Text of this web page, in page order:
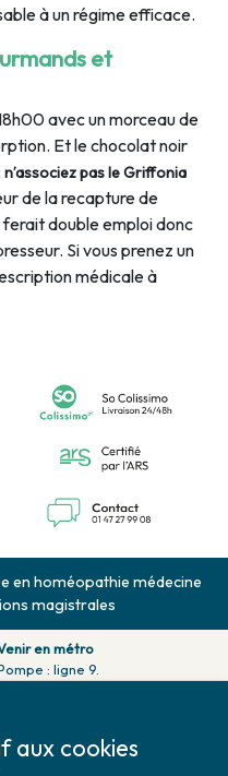
à un régime efficace.
et
avec un morceau de
Et le chocolat noir
n’associez pas le Griffonia
de la recapture de
double emploi donc
Si vous prenez un
médicale à
en homéopathie médecine
magistrales
en métro
: ligne 9.
Venir en bus
Monet : ligne 52.
aux cookies